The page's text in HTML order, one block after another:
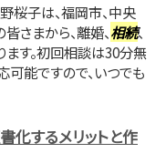
桜子は、福岡市、中央
さまから、離婚、相続、
す。初回相談は30分無
能ですので、いつでも
するメリットと作